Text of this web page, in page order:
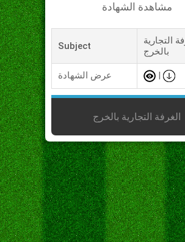
مشاهدة الشهادة
Subject
التجارية
بالخرج
عرض الشهادة
الغرفة التجارية بالخرج